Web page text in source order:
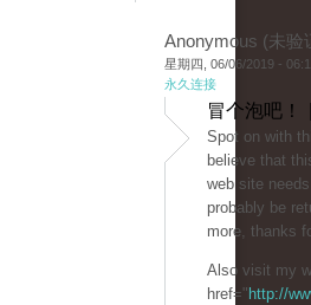
Anonymous (未验
星期四, 06/06/2019 -
永久连接
冒个泡吧！
Spot on with
believe that
web site
probably be
more, thanks
Also visit my
href=" http://